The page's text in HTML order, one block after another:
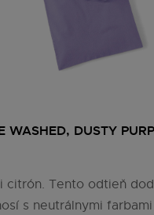
WASHED, DUSTY
citrón. Tento odtieň
s neutrálnymi